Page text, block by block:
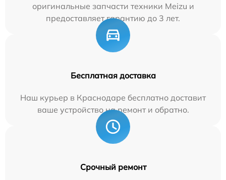
оригинальные запчасти техники Meizu и
предоставляет гарантию до 3 лет.
Бесплатная доставка
Наш курьер в Краснодаре бесплатно доставит
ваше устройство на ремонт и обратно.
Срочный ремонт